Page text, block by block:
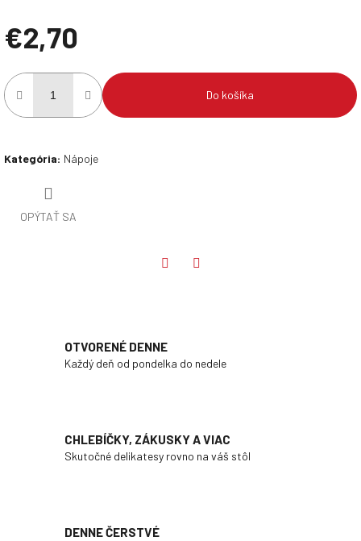
€2,70
cena:
Do košíka
Kategória: Nápoje
OPÝTAŤ SA
OTVORENÉ DENNE
Každý deň od pondelka do nedele
CHLEBÍČKY, ZÁKUSKY A VIAC
Skutočné delikatesy rovno na váš stôl
DENNE ČERSTVÉ